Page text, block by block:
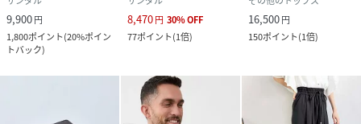
9,900円
1,800ポイント(20%ポイン
トバック)
8,470円 30%OFF
77ポイント(1倍)
16,500円
150ポイント(1倍)